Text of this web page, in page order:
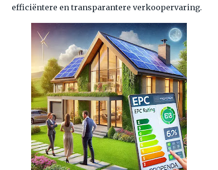
efficiëntere en transparantere verkoopervaring.